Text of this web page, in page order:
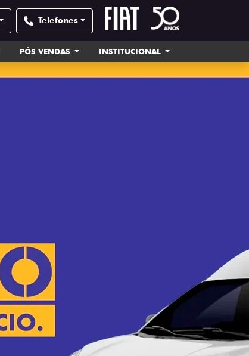
Telefones
PÓS VENDAS INSTITUCIONAL